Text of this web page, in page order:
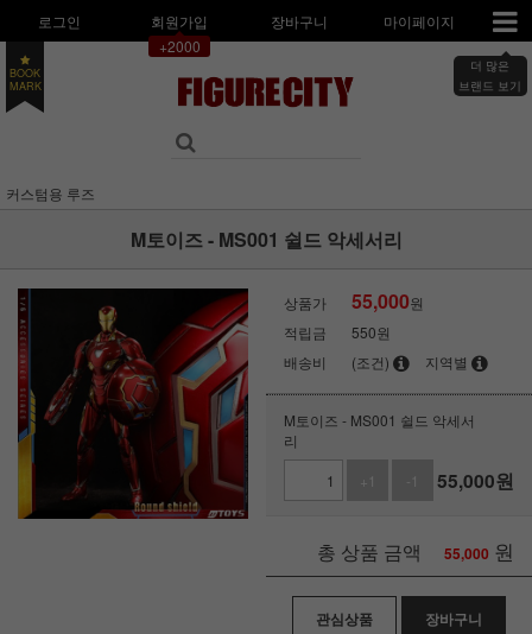
로그인
회원가입
+2000
장바구니 마이페이지
더 많은
브랜드 보기
BOOK
MARK
커스텀용 루즈
M토이즈 - MS001 쉴드 악세서리
상품가 55,000원
적립금
550원
배송비
(조건) 지역별
M토이즈 - MS001 쉴드 악세서
리
+1
-1 55,000원
총 상품 금액 55,000 원
관심상품 장바구니